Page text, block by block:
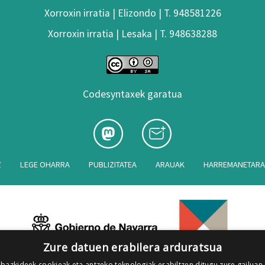
Xorroxin irratia | Elizondo | T. 948581226
Xorroxin irratia | Lesaka | T. 948638288
Codesyntaxek garatua
LEGE OHARRA PUBLIZITATEA ARAUAK
Zure datuen erabilera arduratsua